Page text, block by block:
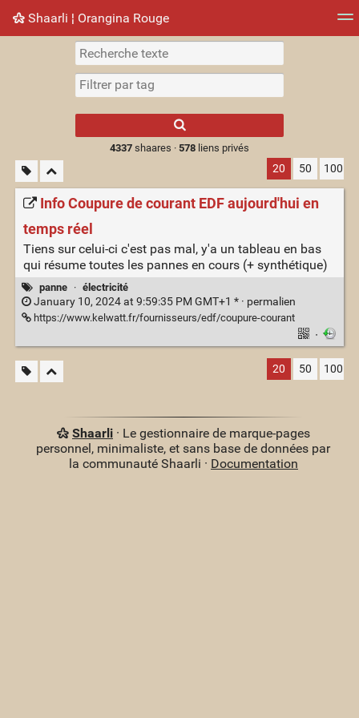
Shaarli ¦ Orangina Rouge
Nuage de tags Mur d'images
results.
4337shaares · 578liens privés
20 50 100
Info Coupure de courant EDF aujourd'hui en
temps réel
Tiens sur celui-ci c'est pas mal, y'a un tableau en bas
qui résume toutes les pannes en cours (+ synthétique)
panne · électricité
January 10, 2024 at 9:59:35 PM GMT+1 * · permalien
https://www.kelwatt.fr/fournisseurs/edf/coupure-courant
·
20 50 100
Shaarli· Le gestionnaire de marque-pages
personnel, minimaliste, et sans base de données par
la communauté Shaarli · Documentation